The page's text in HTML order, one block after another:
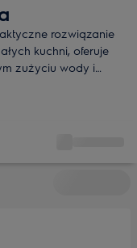
rozwiązanie
kuchni, oferuje
zużyciu wody i